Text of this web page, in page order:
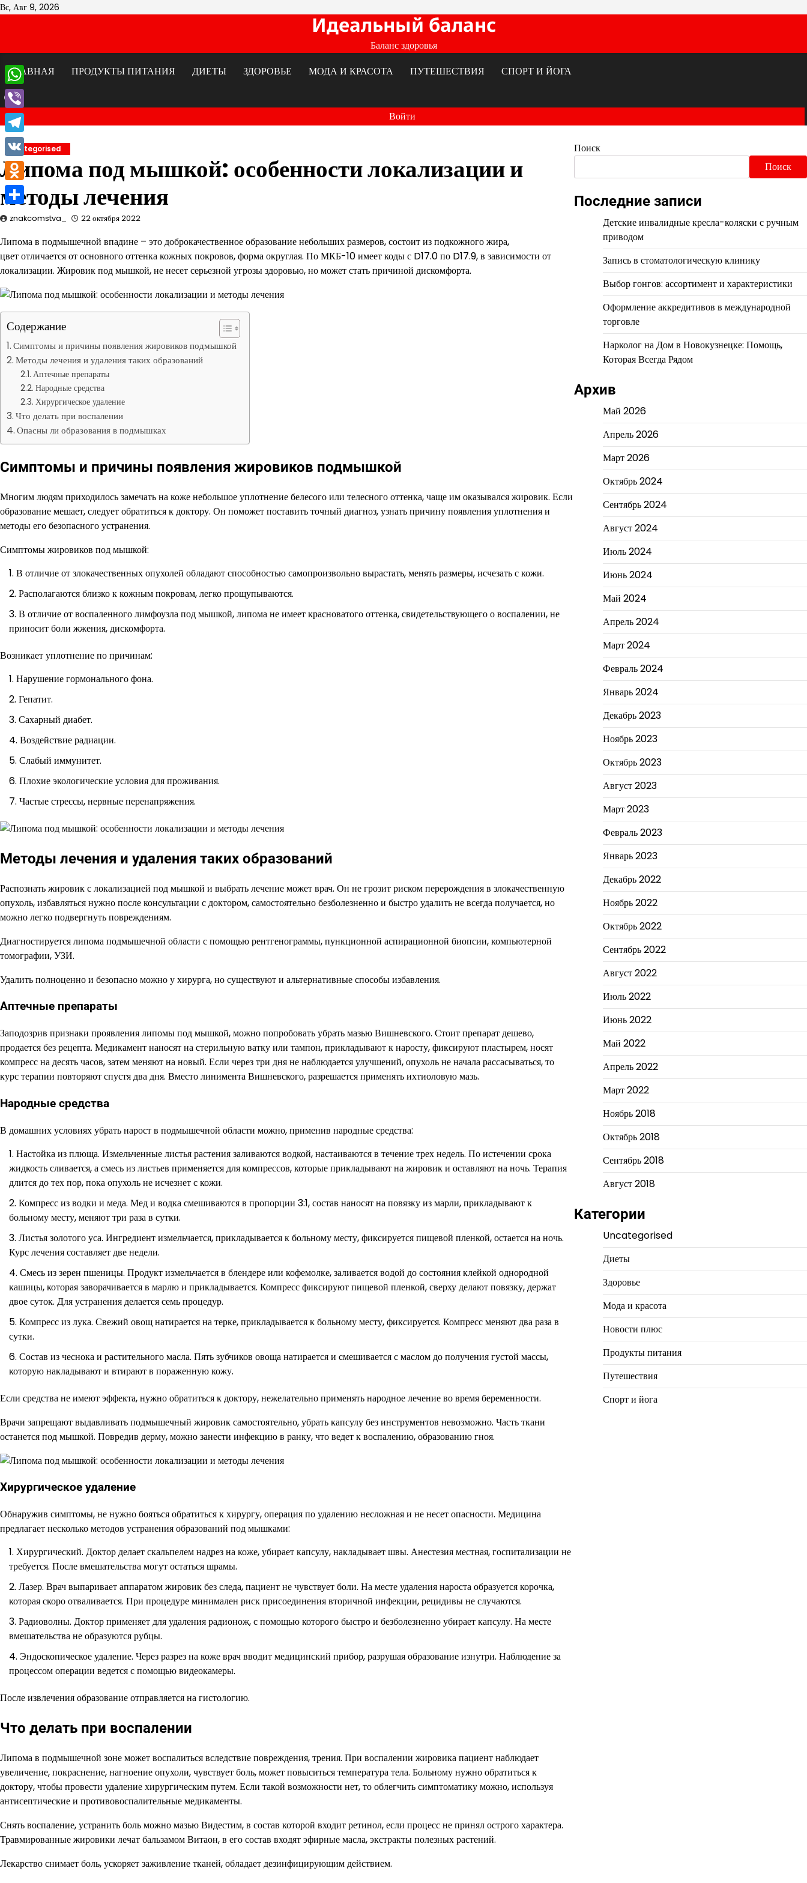
Перейти
Вс, Авг 9, 2026
Идеальный баланс
Баланс здоровья
ГЛАВНАЯ
ПРОДУКТЫ ПИТАНИЯ ДИЕТЫ ЗДОРОВЬЕ МОДА И КРАСОТА ПУТЕШЕСТВИЯ СПОРТ И ЙОГА
Войти
Uncategorised
Липома под мышкой: особенности локализации и
методы лечения
znakcomstva_ 22 октября 2022
Липома в подмышечной впадине – это доброкачественное образование небольших размеров, состоит из подкожного жира,
цвет отличается от основного оттенка кожных покровов, форма округлая. По МКБ-10 имеет коды с D17.0 по D17.9, в зависимости от
локализации. Жировик под мышкой, не несет серьезной угрозы здоровью, но может стать причиной дискомфорта.
Содержание
Симптомы и причины появления жировиков подмышкой
Методы лечения и удаления таких образований
Аптечные препараты
Народные средства
Хирургическое удаление
Что делать при воспалении
Опасны ли образования в подмышках
Симптомы и причины появления жировиков подмышкой
Многим людям приходилось замечать на коже небольшое уплотнение белесого или телесного оттенка, чаще им оказывался жировик. Если
образование мешает, следует обратиться к доктору. Он поможет поставить точный диагноз, узнать причину появления уплотнения и
методы его безопасного устранения.
Симптомы жировиков под мышкой:
В отличие от злокачественных опухолей обладают способностью самопроизвольно вырастать, менять размеры, исчезать с кожи.
Располагаются близко к кожным покровам, легко прощупываются.
В отличие от воспаленного лимфоузла под мышкой, липома не имеет красноватого оттенка, свидетельствующего о воспалении, не
приносит боли жжения, дискомфорта.
Возникает уплотнение по причинам:
Нарушение гормонального фона.
Гепатит.
Сахарный диабет.
Воздействие радиации.
Слабый иммунитет.
Плохие экологические условия для проживания.
Частые стрессы, нервные перенапряжения.
Методы лечения и удаления таких образований
Распознать жировик с локализацией под мышкой и выбрать лечение может врач. Он не грозит риском перерождения в злокачественную
опухоль, избавляться нужно после консультации с доктором, самостоятельно безболезненно и быстро удалить не всегда получается, но
можно легко подвергнуть повреждениям.
Диагностируется липома подмышечной области с помощью рентгенограммы, пункционной аспирационной биопсии, компьютерной
томографии, УЗИ.
Удалить полноценно и безопасно можно у хирурга, но существуют и альтернативные способы избавления.
Аптечные препараты
Заподозрив признаки проявления липомы под мышкой, можно попробовать убрать мазью Вишневского. Стоит препарат дешево,
продается без рецепта. Медикамент наносят на стерильную ватку или тампон, прикладывают к наросту, фиксируют пластырем, носят
компресс на десять часов, затем меняют на новый. Если через три дня не наблюдается улучшений, опухоль не начала рассасываться, то
курс терапии повторяют спустя два дня. Вместо линимента Вишневского, разрешается применять ихтиоловую мазь.
Народные средства
В домашних условиях убрать нарост в подмышечной области можно, применив народные средства:
Настойка из плюща. Измельченные листья растения заливаются водкой, настаиваются в течение трех недель. По истечении срока
жидкость сливается, а смесь из листьев применяется для компрессов, которые прикладывают на жировик и оставляют на ночь. Терапия
длится до тех пор, пока опухоль не исчезнет с кожи.
Компресс из водки и меда. Мед и водка смешиваются в пропорции 3:1, состав наносят на повязку из марли, прикладывают к
больному месту, меняют три раза в сутки.
Листья золотого уса. Ингредиент измельчается, прикладывается к больному месту, фиксируется пищевой пленкой, остается на ночь.
Курс лечения составляет две недели.
Смесь из зерен пшеницы. Продукт измельчается в блендере или кофемолке, заливается водой до состояния клейкой однородной
кашицы, которая заворачивается в марлю и прикладывается. Компресс фиксируют пищевой пленкой, сверху делают повязку, держат
двое суток. Для устранения делается семь процедур.
Компресс из лука. Свежий овощ натирается на терке, прикладывается к больному месту, фиксируется. Компресс меняют два раза в
сутки.
Состав из чеснока и растительного масла. Пять зубчиков овоща натирается и смешивается с маслом до получения густой массы,
которую накладывают и втирают в пораженную кожу.
Если средства не имеют эффекта, нужно обратиться к доктору, нежелательно применять народное лечение во время беременности.
Врачи запрещают выдавливать подмышечный жировик самостоятельно, убрать капсулу без инструментов невозможно. Часть ткани
останется под мышкой. Повредив дерму, можно занести инфекцию в ранку, что ведет к воспалению, образованию гноя.
Хирургическое удаление
Обнаружив симптомы, не нужно бояться обратиться к хирургу, операция по удалению несложная и не несет опасности. Медицина
предлагает несколько методов устранения образований под мышками:
Хирургический. Доктор делает скальпелем надрез на коже, убирает капсулу, накладывает швы. Анестезия местная, госпитализации не
требуется. После вмешательства могут остаться шрамы.
Лазер. Врач выпаривает аппаратом жировик без следа, пациент не чувствует боли. На месте удаления нароста образуется корочка,
которая скоро отваливается. При процедуре минимален риск присоединения вторичной инфекции, рецидивы не случаются.
Радиоволны. Доктор применяет для удаления радионож, с помощью которого быстро и безболезненно убирает капсулу. На месте
вмешательства не образуются рубцы.
Эндоскопическое удаление. Через разрез на коже врач вводит медицинский прибор, разрушая образование изнутри. Наблюдение за
процессом операции ведется с помощью видеокамеры.
После извлечения образование отправляется на гистологию.
Что делать при воспалении
Липома в подмышечной зоне может воспалиться вследствие повреждения, трения. При воспалении жировика пациент наблюдает
увеличение, покраснение, нагноение опухоли, чувствует боль, может повыситься температура тела. Больному нужно обратиться к
доктору, чтобы провести удаление хирургическим путем. Если такой возможности нет, то облегчить симптоматику можно, используя
антисептические и противовоспалительные медикаменты.
Снять воспаление, устранить боль можно мазью Видестим, в состав которой входит ретинол, если процесс не принял острого характера.
Травмированные жировики лечат бальзамом Витаон, в его состав входят эфирные масла, экстракты полезных растений.
Лекарство снимает боль, ускоряет заживление тканей, обладает дезинфицирующим действием.
Поиск
Поиск
Последние записи
Детские инвалидные кресла-коляски с ручным
приводом
Запись в стоматологическую клинику
Выбор гонгов: ассортимент и характеристики
Оформление аккредитивов в международной
торговле
Нарколог на Дом в Новокузнецке: Помощь,
Которая Всегда Рядом
Архив
Май 2026
Апрель 2026
Март 2026
Октябрь 2024
Сентябрь 2024
Август 2024
Июль 2024
Июнь 2024
Май 2024
Апрель 2024
Март 2024
Февраль 2024
Январь 2024
Декабрь 2023
Ноябрь 2023
Октябрь 2023
Август 2023
Март 2023
Февраль 2023
Январь 2023
Декабрь 2022
Ноябрь 2022
Октябрь 2022
Сентябрь 2022
Август 2022
Июль 2022
Июнь 2022
Май 2022
Апрель 2022
Март 2022
Ноябрь 2018
Октябрь 2018
Сентябрь 2018
Август 2018
Категории
Uncategorised
Диеты
Здоровье
Мода и красота
Новости плюс
Продукты питания
Путешествия
Спорт и йога
WhatsApp
Viber
Telegram
VK
Odnoklassniki
Отправить